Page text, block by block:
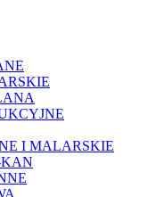
I MALARSKIE